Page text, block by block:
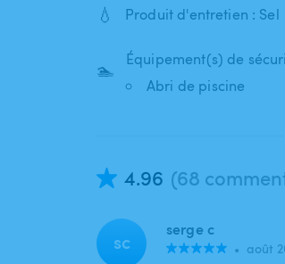
💧 Produit d'entretien : Sel
🏊
Équipement(s) de
Abri de piscine
4.96 (68
sc serge c
• août